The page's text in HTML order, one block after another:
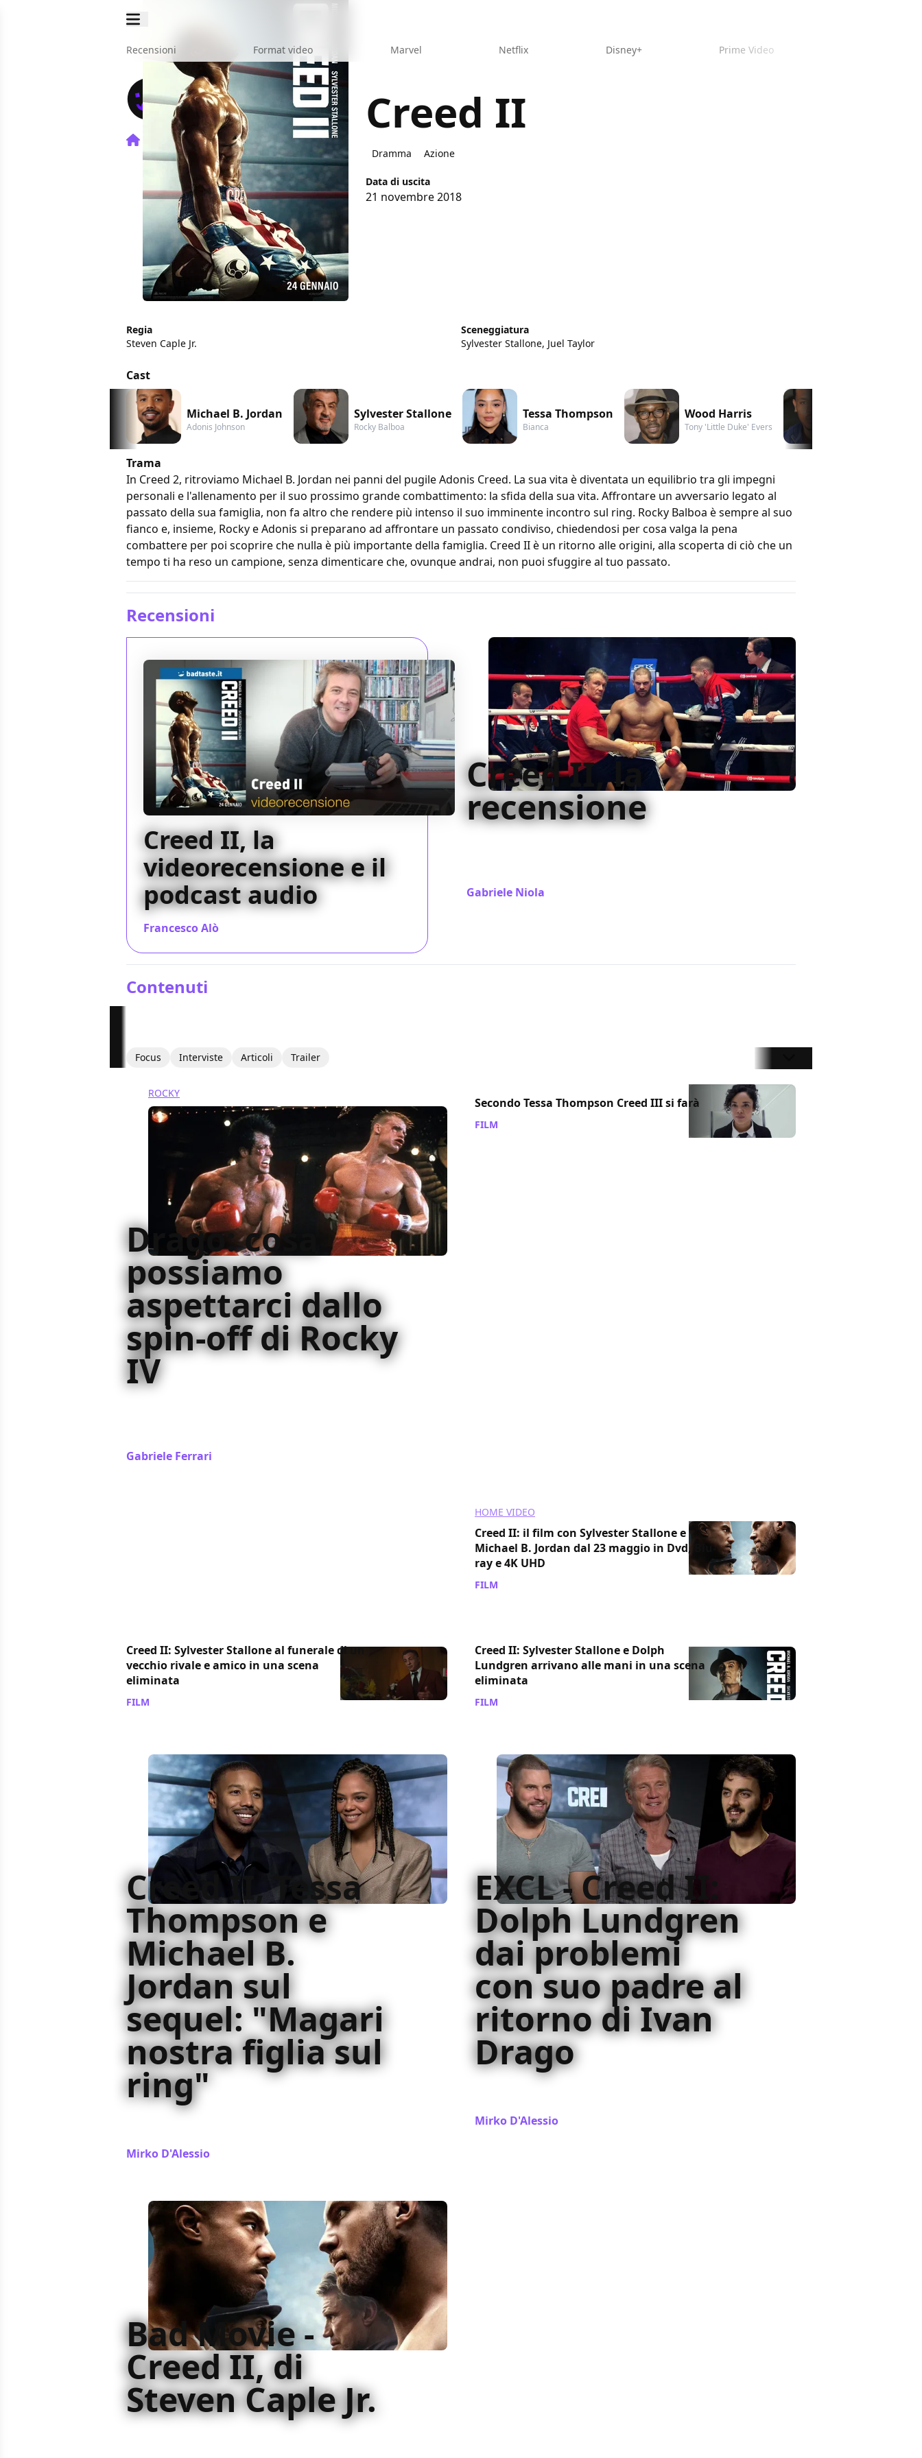
Recensioni Format video Marvel Netflix Disney+ Prime Video
Home Film Creed II Creed II
Dramma Azione
Data di uscita
21 novembre 2018
Regia
Steven Caple Jr.
Sceneggiatura
Sylvester Stallone, Juel Taylor
Cast
Michael B. Jordan
Adonis Johnson
Sylvester Stallone
Rocky Balboa
Tessa Thompson
Bianca
Wood Harris
Tony 'Little Duke' Evers
Trama
In Creed 2, ritroviamo Michael B. Jordan nei panni del pugile Adonis Creed. La sua vita è diventata un equilibrio tra gli impegni
personali e l'allenamento per il suo prossimo grande combattimento: la sfida della sua vita. Affrontare un avversario legato al
passato della sua famiglia, non fa altro che rendere più intenso il suo imminente incontro sul ring. Rocky Balboa è sempre al suo
fianco e, insieme, Rocky e Adonis si preparano ad affrontare un passato condiviso, chiedendosi per cosa valga la pena
combattere per poi scoprire che nulla è più importante della famiglia. Creed II è un ritorno alle origini, alla scoperta di ciò che un
tempo ti ha reso un campione, senza dimenticare che, ovunque andrai, non puoi sfuggire al tuo passato.
Recensioni
Creed II, la
videorecensione e il
podcast audio
Francesco Alò
Creed II, la
recensione
Gabriele Niola
Contenuti
Focus Interviste Articoli Trailer
ROCKY
Drago: cosa
possiamo
aspettarci dallo
spin-off di Rocky
IV
Gabriele Ferrari
Secondo Tessa Thompson Creed III si farà
FILM
HOME VIDEO
Creed II: il film con Sylvester Stallone e
Michael B. Jordan dal 23 maggio in Dvd, Blu-
ray e 4K UHD
FILM
Creed II: Sylvester Stallone al funerale di un
vecchio rivale e amico in una scena
eliminata
FILM
Creed II: Sylvester Stallone e Dolph
Lundgren arrivano alle mani in una scena
eliminata
FILM
Creed II, Tessa
Thompson e
Michael B.
Jordan sul
sequel: "Magari
nostra figlia sul
ring"
Tessa Thompson e Michael B. Jordan parlano di alcune
Mirko D'Alessio
EXCL - Creed II:
Dolph Lundgren
dai problemi
con suo padre al
ritorno di Ivan
Drago
La nostra intervista esclusiva a Dolph Lundgren e Florian
Mirko D'Alessio
Bad Movie -
Creed II, di
Steven Caple Jr.